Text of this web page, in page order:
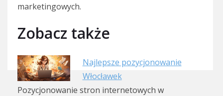
marketingowych.
Zobacz także
Najlepsze pozycjonowanie
Włocławek
Pozycjonowanie stron internetowych w